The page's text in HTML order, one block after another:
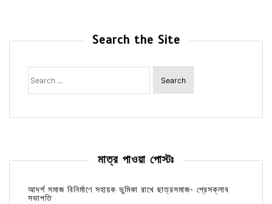
Search the Site
Search
for:
মাত্র পাওয়া পোস্টঃ
আদর্শ সমাজ বিনির্মাণে সহায়ক ভুমিকা রাখে ছাত্রসমাজ- প্রেসক্লাব
সভাপতি